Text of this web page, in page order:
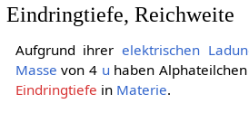
Eindringtiefe, Reichweite
Aufgrund ihrer elektrischen
Masse von 4 u haben
Eindringtiefe in Materie.